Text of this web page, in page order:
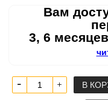
Вам
3, 6
В